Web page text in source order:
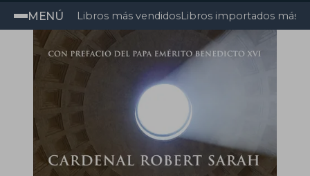
MENÚ Libros más vendidosLibros importados más